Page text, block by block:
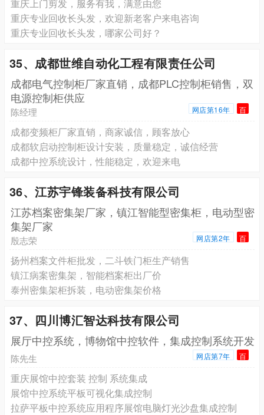
重庆上门剪发，服务有我，满意由您
重庆专业回收长头发，欢迎新老客户来电咨询
重庆专业回收长头发，哪家公司好？
35、成都世维自动化工程有限责任公司
成都电气控制柜厂家直销，成都PLC控制柜销售，双
电源控制柜供应
陈经理 网店第16年 百
成都变频柜厂家直销，商家诚信，顾客放心
成都软启动控制柜设计安装，质量稳定，诚信经营
成都中控系统设计，性能稳定，欢迎来电
36、江苏宇锋装备科技有限公司
江苏档案密集架厂家，镇江智能型密集柜，电动型密
集架厂家
殷志荣 网店第2年 百
扬州档案文件柜批发，二斗铁门柜生产销售
镇江病案密集架，智能档案柜出厂价
泰州密集架柜拆装，电动密集架价格
37、四川博汇智达科技有限公司
展厅中控系统，博物馆中控软件，集成控制系统开发
陈先生 网店第7年 百
重庆展馆中控套装 控制 系统集成
展馆中控系统平板可视化集成控制
拉萨平板中控系统应用程序展馆电脑灯光沙盘集成控制